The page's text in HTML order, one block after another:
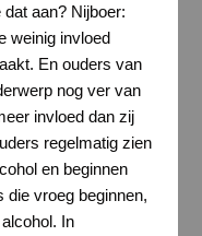
aan? Nijboer:
weinig invloed
En ouders van
nog ver van
invloed dan zij
regelmatig zien
en beginnen
die vroeg beginnen,
In